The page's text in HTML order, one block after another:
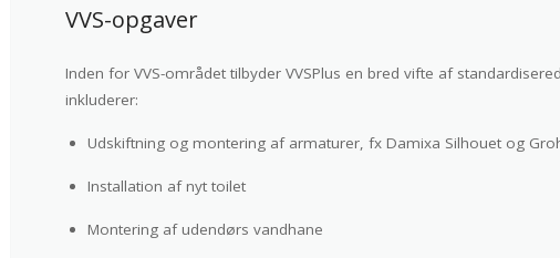
VVS-opgaver
Inden for VVS-området tilbyder VVSPlus en bred vifte af
inkluderer:
Udskiftning og montering af armaturer, fx Damixa Silhouet og
Installation af nyt toilet
Montering af udendørs vandhane